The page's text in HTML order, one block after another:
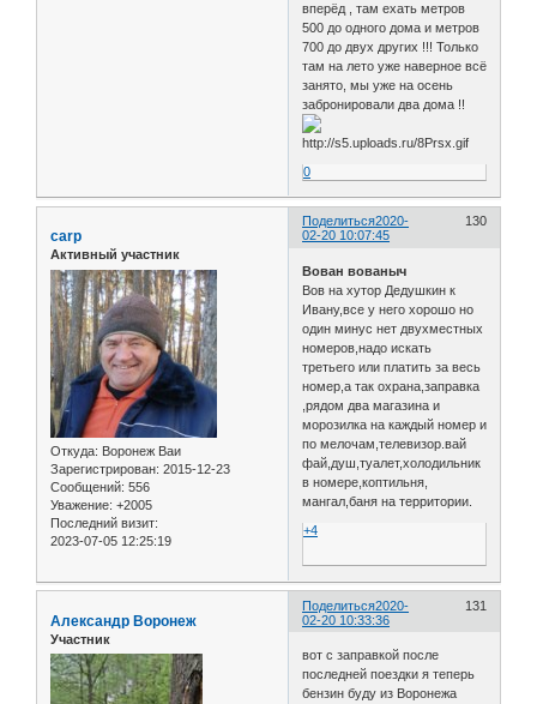
вперёд , там ехать метров
500 до одного дома и метров
700 до двух других !!! Только
там на лето уже наверное всё
занято, мы уже на осень
забронировали два дома !!
0
Поделиться 130
2020-
02-20 10:07:45
carp
Активный участник
Откуда: Воронеж Ваи
Зарегистрирован: 2015-12-23
Сообщений: 556
Уважение: +2005
Последний визит:
2023-07-05 12:25:19
Вован вованыч
Вов на хутор Дедушкин к
Ивану,все у него хорошо но
один минус нет двухместных
номеров,надо искать
третьего или платить за весь
номер,а так охрана,заправка
,рядом два магазина и
морозилка на каждый номер и
по мелочам,телевизор.вай
фай,душ,туалет,холодильник
в номере,коптильня,
мангал,баня на территории.
+4
Поделиться 131
2020-
02-20 10:33:36
Александр Воронеж
Участник
вот с заправкой после
последней поездки я теперь
бензин буду из Воронежа